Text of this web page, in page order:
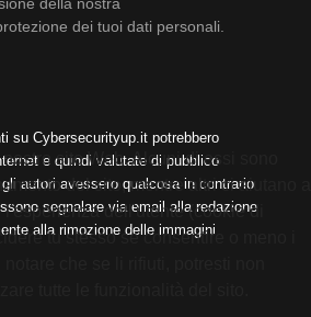
dei tuoi dati personali.
su Cybersecurityup.it potrebbero
e quindi valutate di pubblico
autori avessero qualcosa in contrario
segnalare via email alla redazione
alla rimozione delle immagini
sito Web. Alcuni di essi sono
del sito, mentre altri ci aiutano a
l'esperienza dell'utente (cookie di
tu stesso se consentire o meno i
che se li rifiuti, potresti non